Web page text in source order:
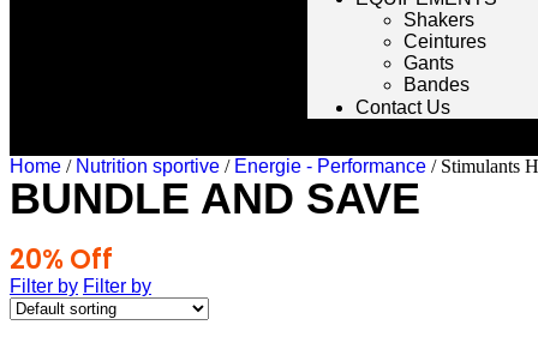
Shakers
Ceintures
Gants
Bandes
Contact Us
Home / Nutrition sportive / Energie - Performance / Stimulants
BUNDLE AND SAVE
20% Off
Filter by Filter by